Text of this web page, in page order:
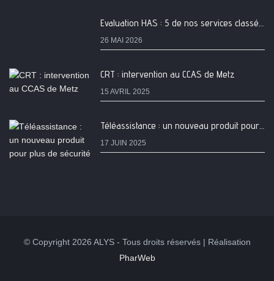
Evaluation HAS : 5 de nos services classés A
26 MAI 2026
CRT : intervention au CCAS de Metz
15 AVRIL 2025
Téléassistance : un nouveau produit pour plus de sécurité
17 JUIN 2025
© Copyright 2026 ALYS - Tous droits réservés | Réalisation
PharWeb